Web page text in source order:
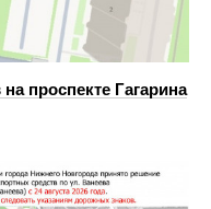
проспекте Гагарина